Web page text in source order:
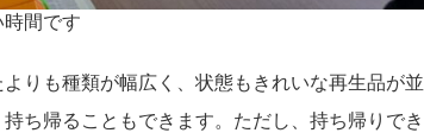
間です
りも種類が幅広く、状態もきれいな再生品が並
ち帰ることもできます。ただし、持ち帰りでき